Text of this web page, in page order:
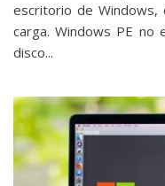
escritorio de Windows,
carga. Windows PE no
disco...